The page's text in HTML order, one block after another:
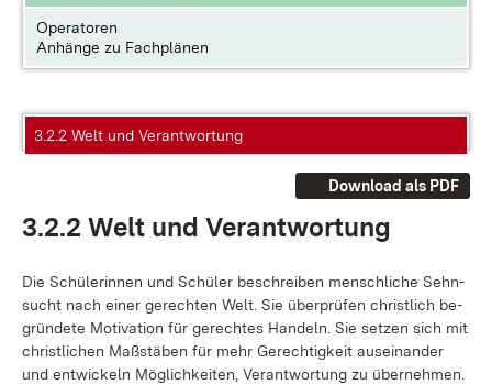
Operatoren
Anhänge zu Fachplänen
3.2.2 Welt und Verantwortung
Download als PDF
3.2.2 Welt und Ver­ant­wor­tung
Die Schü­le­rin­nen und Schü­ler be­schrei­ben men­sch­li­che Sehn­
sucht nach ei­ner ge­rech­ten Welt. Sie über­prü­fen christ­lich be­
grün­de­te Mo­ti­va­ti­on für ge­rech­tes Han­deln. Sie set­zen sich mit
christ­li­chen Maß­stä­ben für mehr Ge­rech­tig­keit aus­ein­an­der
und ent­wi­ckeln Mög­lich­kei­ten, Ver­ant­wor­tung zu über­neh­men.